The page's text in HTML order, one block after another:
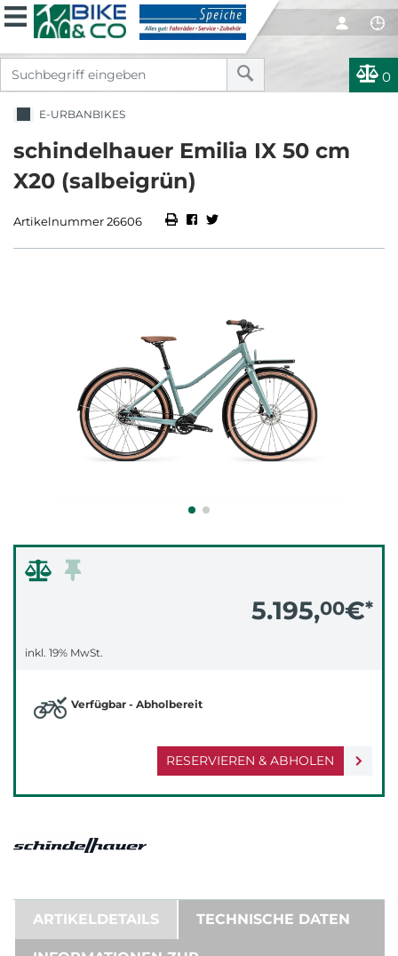
0
E-URBANBIKES
schindelhauer Emilia IX 50 cm
X20 (salbeigrün)
Artikelnummer 26606
5.195,00€*
inkl. 19% MwSt.
RESERVIEREN & ABHOLEN
Verfügbar - Abholbereit
ARTIKELDETAILS TECHNISCHE DATEN